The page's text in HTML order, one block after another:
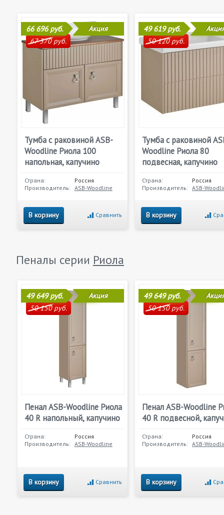
66 696 руб.
67 370 руб.
Акция
Тумба с раковиной ASB-
Woodline Риола 100
напольная, капучино
Страна:
Россия
Производитель: ASB-Woodline
В корзину Сравнить
49 619 руб.
50 120 руб.
Тумба с раковиной
Woodline Риола 80
подвесная, капучино
Страна:
Россия
Производитель: ASB-
В корзину
Пеналы серии Риола
49 649 руб.
50 150 руб.
Акция
Пенал ASB-Woodline Риола
40 R напольный, капучино
Страна:
Россия
Производитель: ASB-Woodline
В корзину Сравнить
49 649 руб.
50 150 руб.
Пенал ASB-Woodline
40 R подвесной,
Страна:
Россия
Производитель: ASB-
В корзину